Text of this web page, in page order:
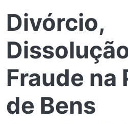
Divórcio,
Fraude na
de Bens